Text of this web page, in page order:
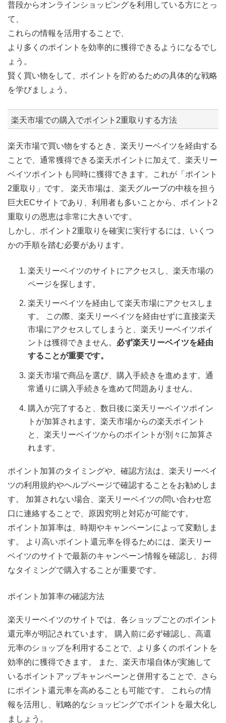
普段からオンラインショッピングを利用している方にとっ
て、
これらの情報を活用することで、
より多くのポイントを効率的に獲得できるようになるでし
ょう。
賢く買い物をして、ポイントを貯めるための具体的な戦略
を学びましょう。
楽天市場での購入でポイント2重取りする方法
楽天市場で買い物をするとき、楽天リーベイツを経由する
ことで、通常獲得できる楽天ポイントに加えて、楽天リー
ベイツポイントも同時に獲得できます。これが「ポイント
2重取り」です。 楽天市場は、楽天グループの中核を担う
巨大ECサイトであり、利用者も多いことから、ポイント2
重取りの恩恵は非常に大きいです。
しかし、ポイント2重取りを確実に実行するには、いくつ
かの手順を踏む必要があります。
楽天リーベイツのサイトにアクセスし、楽天市場の
ページを探します。
楽天リーベイツを経由して楽天市場にアクセスしま
す。 この際、楽天リーベイツを経由せずに直接楽天
市場にアクセスしてしまうと、楽天リーベイツポイ
ントは獲得できません。 必ず楽天リーベイツを経由
することが重要です。
楽天市場で商品を選び、購入手続きを進めます。通
常通りに購入手続きを進めて問題ありません。
購入が完了すると、数日後に楽天リーベイツポイン
トが加算されます。楽天市場からの楽天ポイント
と、楽天リーベイツからのポイントが別々に加算さ
れます。
ポイント加算のタイミングや、確認方法は、楽天リーベイ
ツの利用規約やヘルプページで確認することをお勧めしま
す。 加算されない場合、楽天リーベイツの問い合わせ窓
口に連絡することで、原因究明と対応が可能です。
ポイント加算率は、時期やキャンペーンによって変動しま
す。 より高いポイント還元率を得るためには、楽天リー
ベイツのサイトで最新のキャンペーン情報を確認し、お得
なタイミングで購入することが重要です。
ポイント加算率の確認方法
楽天リーベイツのサイトでは、各ショップごとのポイント
還元率が明記されています。 購入前に必ず確認し、高還
元率のショップを利用することで、より多くのポイントを
効率的に獲得できます。 また、楽天市場自体が実施して
いるポイントアップキャンペーンと併用することで、さら
にポイント還元率を高めることも可能です。 これらの情
報を活用し、戦略的なショッピングでポイントを最大化し
ましょう。